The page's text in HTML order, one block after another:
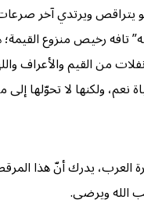
يتراقص ويرتدي آخر
رخيص منزوع
من القيم والأعراف
نعم، ولكنها لا تحوّلها
يدرك أنّ هذا
الله ويرضى.